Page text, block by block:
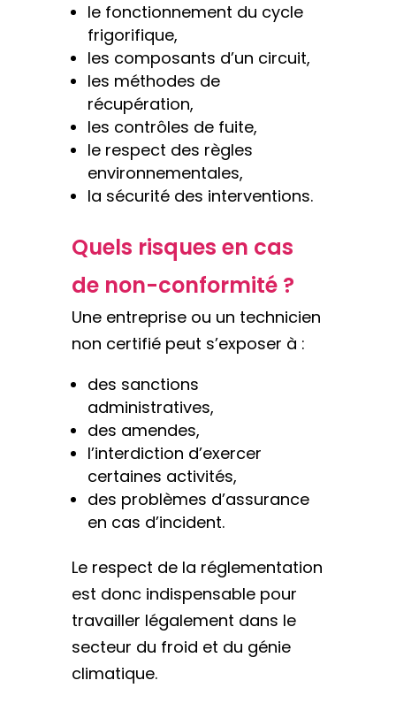
le fonctionnement du cycle
frigorifique,
les composants d’un circuit,
les méthodes de
récupération,
les contrôles de fuite,
le respect des règles
environnementales,
la sécurité des interventions.
Quels risques en cas
de non-conformité ?
Une entreprise ou un technicien
non certifié peut s’exposer à :
des sanctions
administratives,
des amendes,
l’interdiction d’exercer
certaines activités,
des problèmes d’assurance
en cas d’incident.
Le respect de la réglementation
est donc indispensable pour
travailler légalement dans le
secteur du froid et du génie
climatique.